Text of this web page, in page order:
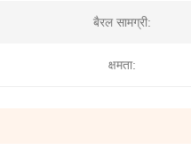
बैरल सामग्री:
क्षमता: